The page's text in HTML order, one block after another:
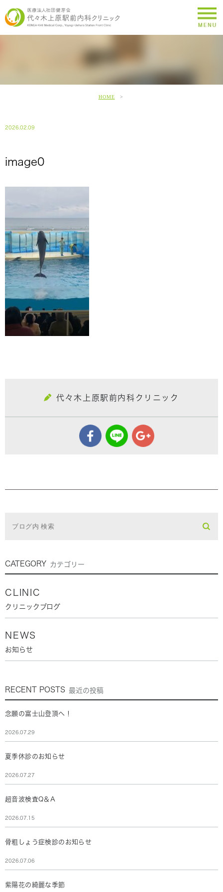
HOME
2026.02.09
image0
代々木上原駅前内科クリニック
CATEGORY カテゴリー
CLINIC
クリニックブログ
NEWS
お知らせ
RECENT POSTS 最近の投稿
念願の富士山登頂へ！
2026.07.29
夏季休診のお知らせ
2026.07.27
超音波検査Q＆A
2026.07.15
骨粗しょう症検診のお知らせ
2026.07.06
紫陽花の綺麗な季節